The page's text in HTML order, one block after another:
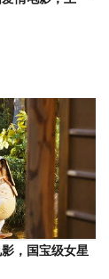
，国宝级女星